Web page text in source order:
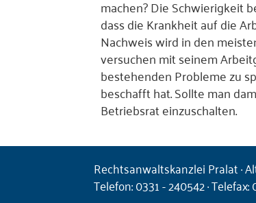
machen? Die Schwierigkeit
dass die Krankheit auf die
Nachweis wird in den
versuchen mit seinem
bestehenden Probleme zu
beschafft hat. Sollte man
Betriebsrat einzuschalten.
Rechtsanwaltskanzlei Pralat ·
Telefon: 0331 - 240542 ·